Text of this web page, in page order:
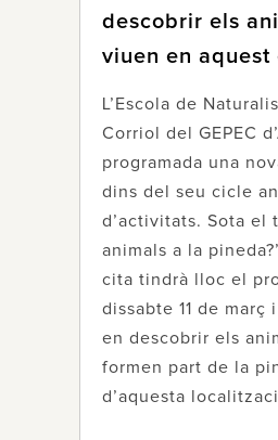
descobrir els
viuen en aquest
L’Escola de
Corriol del GEPEC
programada una
dins del seu cicle
d’activitats. Sota el
animals a la
cita tindrà lloc el
dissabte 11 de març
en descobrir els
formen part de la
d’aquesta